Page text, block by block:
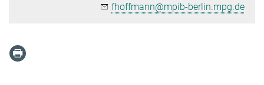
fhoffmann@mpib-berlin.mpg.de